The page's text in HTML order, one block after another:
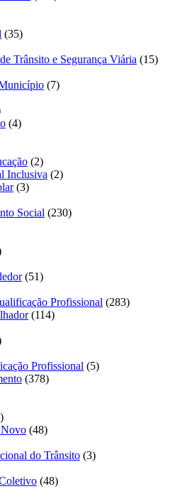
(35)
Trânsito e Segurança Viária (15)
(7)
(4)
(2)
Inclusiva (2)
(3)
Social (230)
(51)
Profissional (283)
(114)
Profissional (5)
(378)
(48)
do Trânsito (3)
(48)